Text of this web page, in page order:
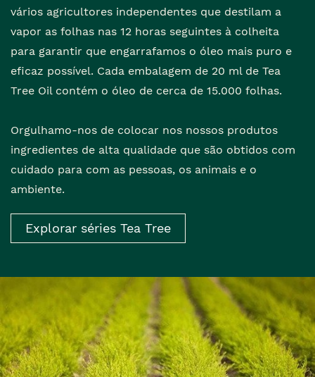
vários agricultores independentes que destilam a
vapor as folhas nas 12 horas seguintes à colheita
para garantir que engarrafamos o óleo mais puro e
eficaz possível. Cada embalagem de 20 ml de Tea
Tree Oil contém o óleo de cerca de 15.000 folhas.
Orgulhamo-nos de colocar nos nossos produtos
ingredientes de alta qualidade que são obtidos com
cuidado para com as pessoas, os animais e o
ambiente.
Explorar séries Tea Tree